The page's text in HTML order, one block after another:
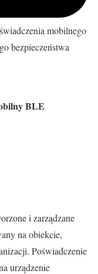
mobilnego
bezpieczeństwa
BLE
i zarządzane
na obiekcie,
Poświadczenie
urządzenie